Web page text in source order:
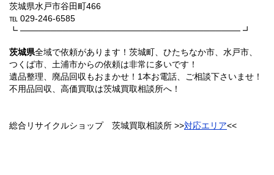
茨城県水戸市谷田町466
℡ 029-246-6585
┗ ──────────────────────────────────── ┛
茨城県全域で依頼があります！茨城町、ひたちなか市、水戸市、
つくば市、土浦市からの依頼は非常に多いです！
遺品整理、廃品回収もおまかせ！1本お電話、ご相談下さいませ！
不用品回収、高価買取は茨城買取相談所へ！
総合リサイクルショップ 茨城買取相談所 >>対応エリア<<